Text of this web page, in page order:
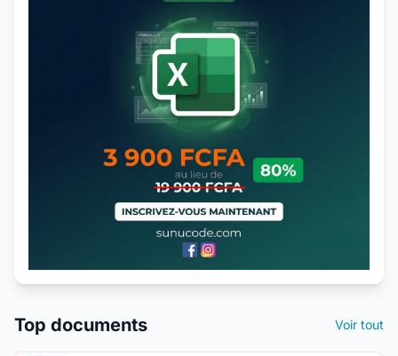
Top documents Voir tout